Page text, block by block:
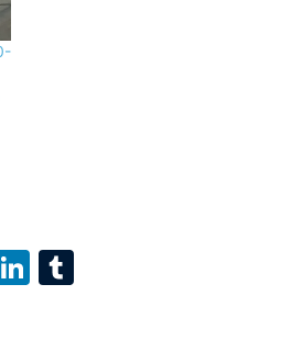
LinkedIn